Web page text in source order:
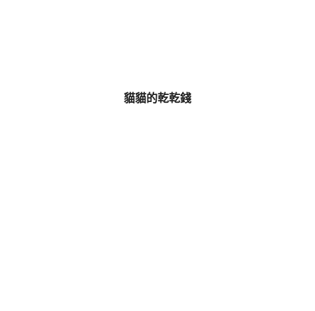
貓貓的乾乾錢